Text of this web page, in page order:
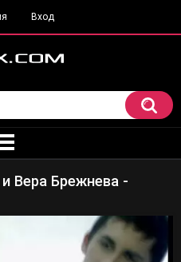
Вход
Вера Брежнева -